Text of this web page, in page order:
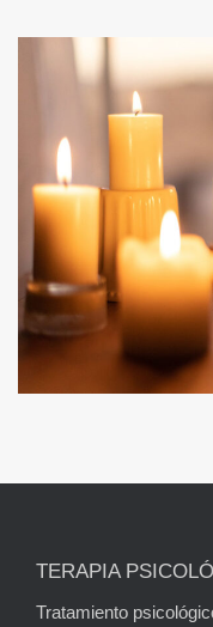
TERAPIA
Tratamiento